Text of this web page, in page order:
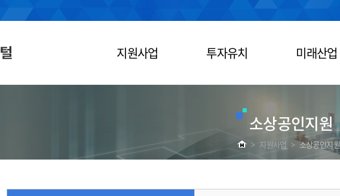
지원사업 투자유치 미래산업
소상공인지원
> 지원사업 > 소상공인지원